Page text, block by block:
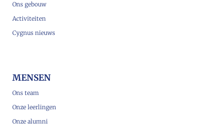
Ons gebouw
Activiteiten
Cygnus nieuws
MENSEN
Ons team
Onze leerlingen
Onze alumni